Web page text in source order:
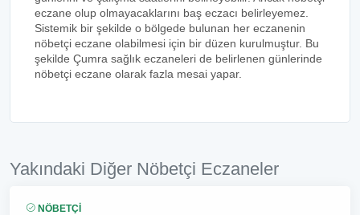
eczane olup olmayacaklarını baş eczacı belirleyemez.
Sistemik bir şekilde o bölgede bulunan her eczanenin
nöbetçi eczane olabilmesi için bir düzen kurulmuştur. Bu
şekilde Çumra sağlık eczaneleri de belirlenen günlerinde
nöbetçi eczane olarak fazla mesai yapar.
Yakındaki Diğer Nöbetçi Eczaneler
NÖBETÇI